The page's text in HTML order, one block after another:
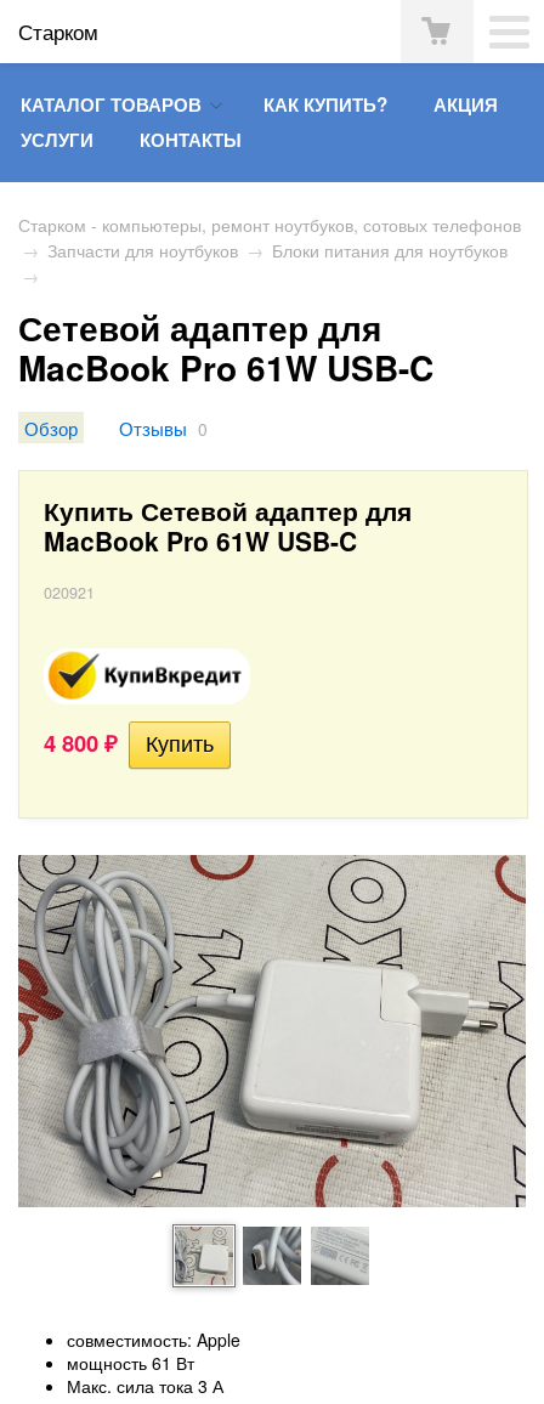
Старком
КАТАЛОГ ТОВАРОВ КАК КУПИТЬ?
АКЦИЯ
УСЛУГИ
КОНТАКТЫ
Старком - компьютеры, ремонт ноутбуков, сотовых телефонов
→ Запчасти для ноутбуков → Блоки питания для ноутбуков
→
Сетевой адаптер для
MacBook Pro 61W USB-C
Обзор Отзывы 0
Купить Сетевой адаптер для
MacBook Pro 61W USB-C
020921
4 800 ₽
совместимость: Apple
мощность 61 Вт
Макс. сила тока 3 А